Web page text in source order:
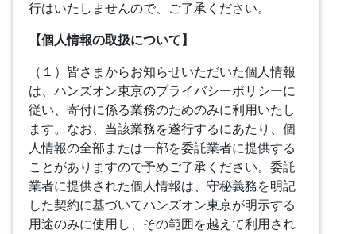
行はいたしませんので、ご了承ください。
【個人情報の取扱について】
（１）皆さまからお知らせいただいた個人情報
は、ハンズオン東京のプライバシーポリシーに
従い、寄付に係る業務のためのみに利用いたし
ます。なお、当該業務を遂行するにあたり、個
人情報の全部または一部を委託業者に提供する
ことがありますので予めご了承ください。委託
業者に提供された個人情報は、守秘義務を明記
した契約に基づいてハンズオン東京が明示する
用途のみに使用し、その範囲を越えて利用され